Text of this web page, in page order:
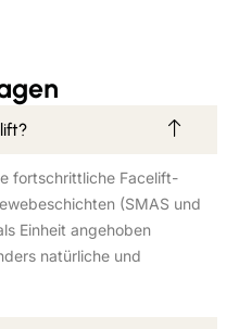
fortschrittliche Facelift-
(SMAS und
Einheit angehoben
natürliche und